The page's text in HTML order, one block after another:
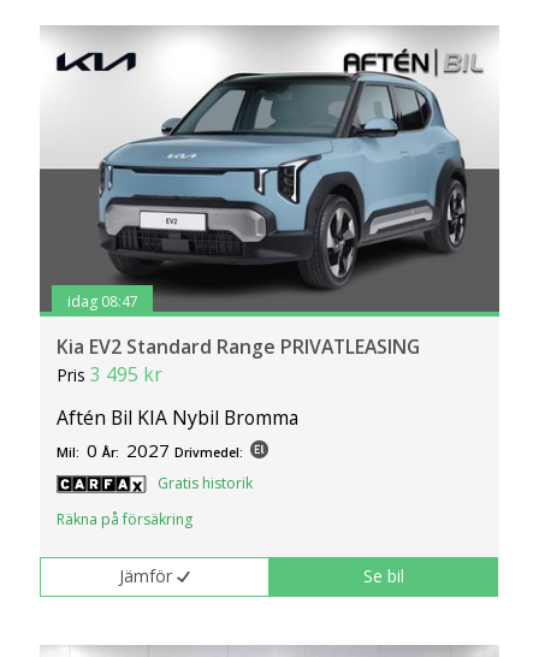
idag 08:47
Kia EV2 Standard Range PRIVATLEASING
Pris3 495 kr
Aftén Bil KIA Nybil Bromma
Mil: 0 År: 2027 Drivmedel:
Gratis historik
Räkna på försäkring
Jämför Se bil